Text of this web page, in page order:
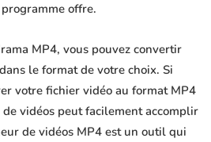
offre.
MP4, vous pouvez convertir
le format de votre choix. Si
votre fichier vidéo au format MP4
vidéos peut facilement accomplir
de vidéos MP4 est un outil qui